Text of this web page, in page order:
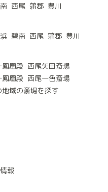
西尾 蒲郡 豊川
碧南 西尾 蒲郡 豊川
鳳凰殿 西尾矢田斎場
鳳凰殿 西尾一色斎場
地域の斎場を探す
報